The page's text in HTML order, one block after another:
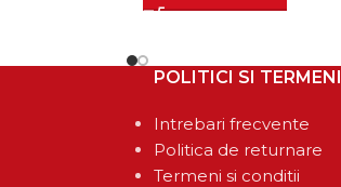
POLITICI SI TERMENI
Intrebari frecvente
Politica de returnare
Termeni si conditii